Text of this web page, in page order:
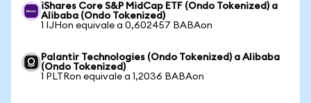
iShares Core S&P MidCap ETF (Ondo Tokenized) a
Alibaba (Ondo Tokenized)
1 IJHon equivale a 0,602457 BABAon
Palantir Technologies (Ondo Tokenized) a Alibaba
(Ondo Tokenized)
1 PLTRon equivale a 1,2036 BABAon